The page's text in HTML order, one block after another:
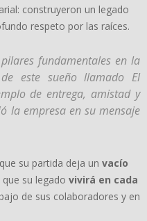
construyeron un legado
respeto por las raíces.
fundamentales en la
este sueño llamado El
de entrega, amistad y
la empresa en su mensaje
su partida deja un vacío
su legado vivirá en cada
de sus colaboradores y en